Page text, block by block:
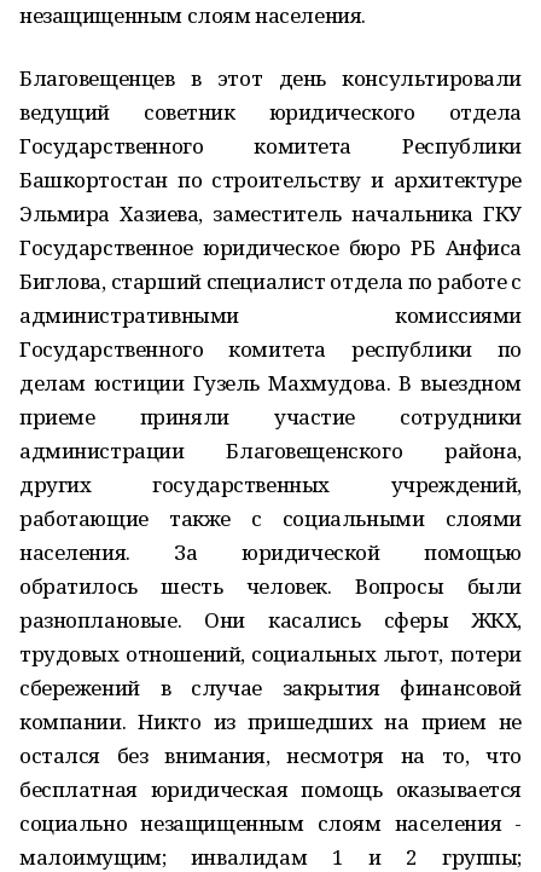
незащищенным слоям населения.
Благовещенцев в этот день консультировали
ведущий советник юридического отдела
Государственного комитета Республики
Башкортостан по строительству и архитектуре
Эльмира Хазиева, заместитель начальника ГКУ
Государственное юридическое бюро РБ Анфиса
Биглова, старший специалист отдела по работе с
административными комиссиями
Государственного комитета республики по
делам юстиции Гузель Махмудова. В выездном
приеме приняли участие сотрудники
администрации Благовещенского района,
других государственных учреждений,
работающие также с социальными слоями
населения. За юридической помощью
обратилось шесть человек. Вопросы были
разноплановые. Они касались сферы ЖКХ,
трудовых отношений, социальных льгот, потери
сбережений в случае закрытия финансовой
компании. Никто из пришедших на прием не
остался без внимания, несмотря на то, что
бесплатная юридическая помощь оказывается
социально незащищенным слоям населения -
малоимущим; инвалидам 1 и 2 группы;